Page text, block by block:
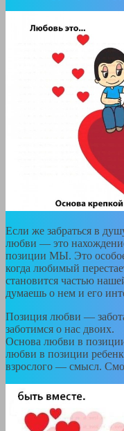
Если же забраться в
любви — это
позиции МЫ. Это
когда любимый
становится частью
думаешь о нем и его
Позиция любви —
заботимся о нас двоих.
​Основа любви в
любви в позиции
взрослого — смысл.